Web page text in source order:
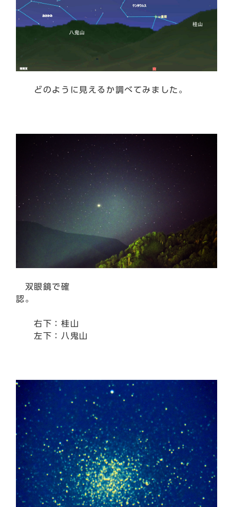
どのように見えるか調べてみました。
双眼鏡で確
認。
右下：桂山
左下：八鬼山